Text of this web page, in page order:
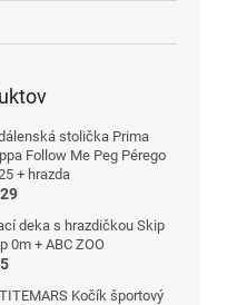
stolička Prima
Follow Me Peg Pérego
+ hrazda
deka s hrazdičkou Skip
0m + ABC ZOO
Kočík športový